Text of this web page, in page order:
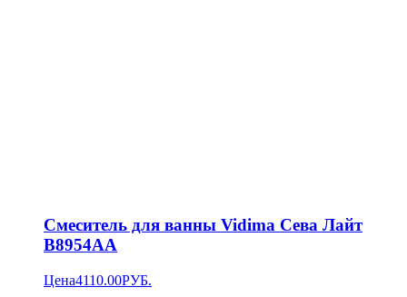
Смеситель для ванны Vidima Сева Лайт
B8954AA
Цена4110.00РУБ.